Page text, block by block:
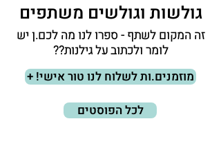
גולשות וגולשים משתפים
זה המקום לשתף - ספרו לנו מה לכם.ן יש
לומר ולכתוב על גילנות??
+ !מוזמנים.ות לשלוח לנו טור אישי
לכל הפוסטים